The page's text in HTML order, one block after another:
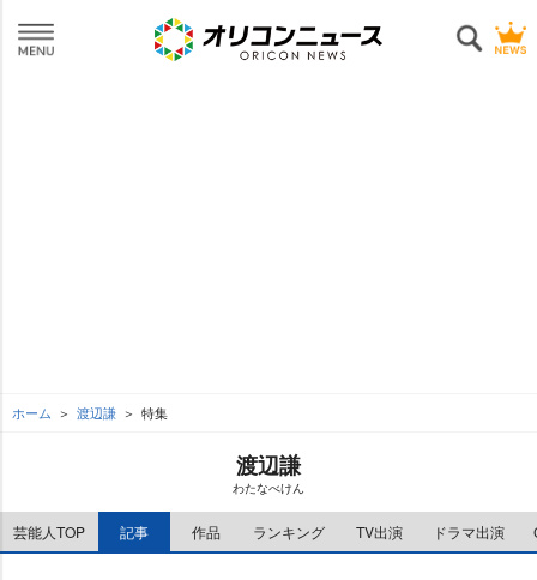
ホーム 渡辺謙 特集
渡辺謙
わたなべけん
芸能人TOP 記事 作品 ランキング TV出演 ドラマ出演